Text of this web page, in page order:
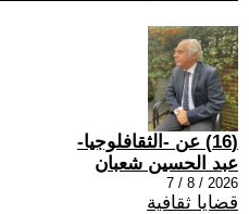
(16) عن -الثقافلوجيا-
عبد الحسين شعبان
2026 / 8 / 7
قضايا ثقافية